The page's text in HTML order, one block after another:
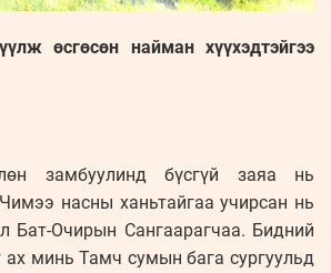
өсгөсөн найман хүүхэдтэйгээ
замбуулинд бүсгүй заяа нь
насны ханьтайгаа учирсан нь
Бат-Очирын Сангаарагчаа. Бидний
минь Тамч сумын бага сургуульд